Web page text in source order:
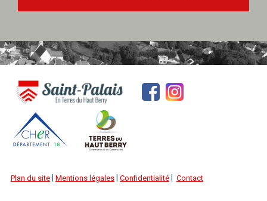
Plan du site Mentions légales Confidentialité Contact